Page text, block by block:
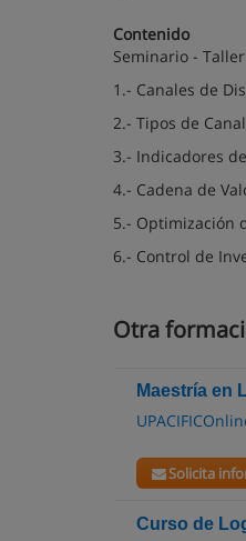
Contenido
Seminario - Taller
1.- Canales de
2.- Tipos de
3.- Indicadores
4.- Cadena de
5.- Optimización
6.- Control de
Otra
Maestría en
Solicita
Curso de